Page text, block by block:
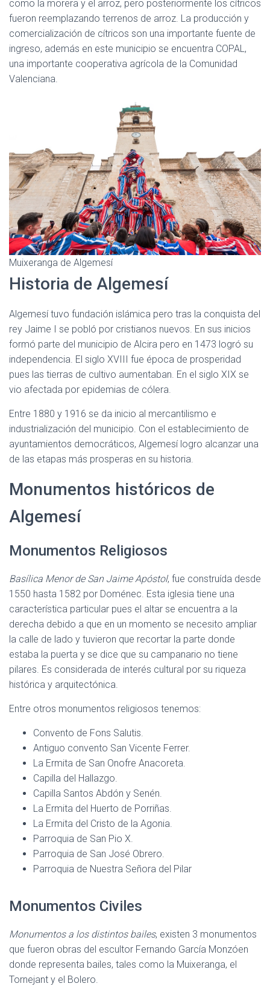
como la morera y el arroz, pero posteriormente los cítricos
fueron reemplazando terrenos de arroz. La producción y
comercialización de cítricos son una importante fuente de
ingreso, además en este municipio se encuentra COPAL,
una importante cooperativa agrícola de la Comunidad
Valenciana.
Muixeranga de Algemesí
Historia de Algemesí
Algemesí tuvo fundación islámica pero tras la conquista del
rey Jaime I se pobló por cristianos nuevos. En sus inicios
formó parte del municipio de Alcira pero en 1473 logró su
independencia. El siglo XVIII fue época de prosperidad
pues las tierras de cultivo aumentaban. En el siglo XIX se
vio afectada por epidemias de cólera.
Entre 1880 y 1916 se da inicio al mercantilismo e
industrialización del municipio. Con el establecimiento de
ayuntamientos democráticos, Algemesí logro alcanzar una
de las etapas más prosperas en su historia.
Monumentos históricos de
Algemesí
Monumentos Religiosos
Basílica Menor de San Jaime Apóstol, fue construída desde
1550 hasta 1582 por Doménec. Esta iglesia tiene una
característica particular pues el altar se encuentra a la
derecha debido a que en un momento se necesito ampliar
la calle de lado y tuvieron que recortar la parte donde
estaba la puerta y se dice que su campanario no tiene
pilares. Es considerada de interés cultural por su riqueza
histórica y arquitectónica.
Entre otros monumentos religiosos tenemos:
Convento de Fons Salutis.
Antiguo convento San Vicente Ferrer.
La Ermita de San Onofre Anacoreta.
Capilla del Hallazgo.
Capilla Santos Abdón y Senén.
La Ermita del Huerto de Porriñas.
La Ermita del Cristo de la Agonia.
Parroquia de San Pio X.
Parroquia de San José Obrero.
Parroquia de Nuestra Señora del Pilar
Monumentos Civiles
Monumentos a los distintos bailes, existen 3 monumentos
que fueron obras del escultor Fernando García Monzóen
donde representa bailes, tales como la Muixeranga, el
Tornejant y el Bolero.